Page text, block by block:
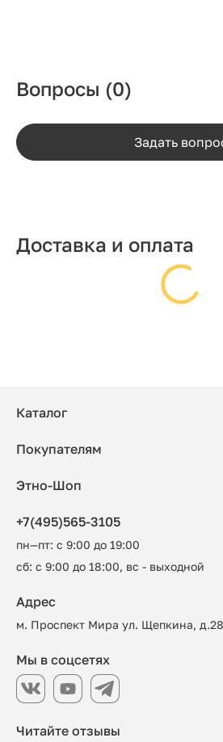
Вопросы (0)
Задать
Доставка и оплата
Каталог
Покупателям
Этно-Шоп
+7(495)565-3105
пн—пт: с 9:00 до 19:00
сб: с 9:00 до 18:00, вс - выходной
Читайте отзывы
Адрес
м. Проспект Мира ул. Щепкина,
Мы в соцсетях